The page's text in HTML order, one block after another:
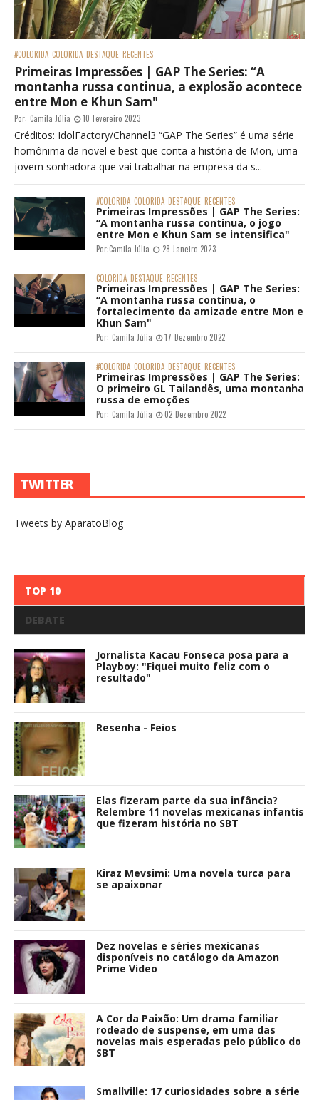
#COLORIDA COLORIDA DESTAQUE RECENTES
Primeiras Impressões | GAP The Series: “A
montanha russa continua, a explosão acontece
entre Mon e Khun Sam"
Por: Camila Júlia 10 Fevereiro 2023
Créditos: IdolFactory/Channel3 “GAP The Series” é uma série
homônima da novel e best que conta a história de Mon, uma
jovem sonhadora que vai trabalhar na empresa da s...
#COLORIDA COLORIDA DESTAQUE RECENTES
Primeiras Impressões | GAP The Series:
“A montanha russa continua, o jogo
entre Mon e Khun Sam se intensifica"
Por:Camila Júlia 28 Janeiro 2023
COLORIDA DESTAQUE RECENTES
Primeiras Impressões | GAP The Series:
“A montanha russa continua, o
fortalecimento da amizade entre Mon e
Khun Sam"
Por: Camila Júlia 17 Dezembro 2022
#COLORIDA COLORIDA DESTAQUE RECENTES
Primeiras Impressões | GAP The Series:
O primeiro GL Tailandês, uma montanha
russa de emoções
Por: Camila Júlia 02 Dezembro 2022
TWITTER
Tweets by AparatoBlog
TOP 10
DEBATE
Jornalista Kacau Fonseca posa para a
Playboy: "Fiquei muito feliz com o
resultado"
Resenha - Feios
Elas fizeram parte da sua infância?
Relembre 11 novelas mexicanas infantis
que fizeram história no SBT
Kiraz Mevsimi: Uma novela turca para
se apaixonar
Dez novelas e séries mexicanas
disponíveis no catálogo da Amazon
Prime Video
A Cor da Paixão: Um drama familiar
rodeado de suspense, em uma das
novelas mais esperadas pelo público do
SBT
Smallville: 17 curiosidades sobre a série